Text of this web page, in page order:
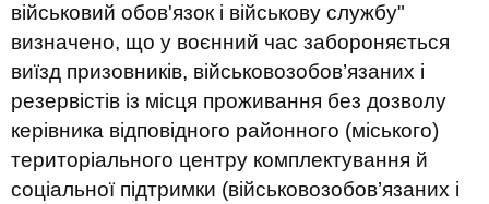
військовий обов'язок і військову службу"
визначено, що у воєнний час забороняється
виїзд призовників, військовозобов’язаних і
резервістів із місця проживання без дозволу
керівника відповідного районного (міського)
територіального центру комплектування й
соціальної підтримки (військовозобов’язаних і